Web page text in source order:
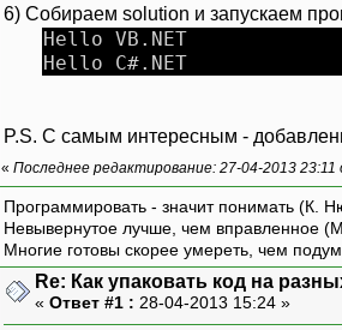
6) Собираем solution и запускаем
Hello VB.NET
Hello C#.NET
P.S. С самым интересным -
« Последнее редактирование: 27-04-2013 23:11
Программировать - значит понимать (К.
Невывернутое лучше, чем вправленное
Многие готовы скорее умереть, чем
Re: Как упаковать код на
« Ответ #1 : 28-04-2013 15:24 »